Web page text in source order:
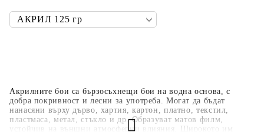
Акрилните бои са бързосъхнещи бои на водна основа, с
добра покривност и лесни за употреба. Могат да бъдат
нанасяни върху дърво, хартия, картон, платно, текстил,
пластмаса, метал, стъкло и др. Образуват матов филм,
устойчив на външни атмосферни влияния. Широкото им